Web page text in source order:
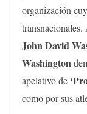
organización
transnacionales.
John David
Washington
apelativo de
como por sus